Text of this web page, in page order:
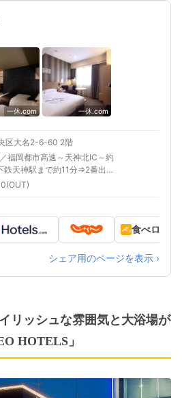
一休.com 一休.com
区大名2-6-60 2階
福岡都市高速～天神北IC～約
鉄天神駅まで約11分⇒2番出口
寄り駅１ 博多 最寄り駅２ 西
庫可。到着時～翌12時まで利
60分600円。※予約制ではご
自動車の充電をご希望の場合
ださい。
食べログ
シェア用のページを表示 ›
リッシュな雰囲気と大浴場が
HOTELS」